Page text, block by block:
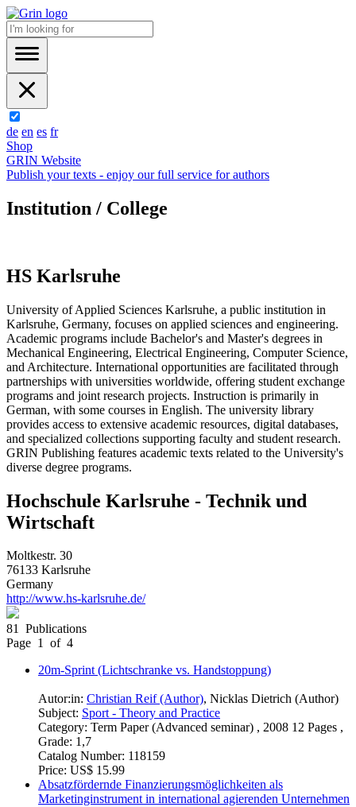
de en es fr
Shop
GRIN Website
Publish your texts - enjoy our full service for authors
Institution / College
HS Karlsruhe
University of Applied Sciences Karlsruhe, a public institution in
Karlsruhe, Germany, focuses on applied sciences and engineering.
Academic programs include Bachelor's and Master's degrees in
Mechanical Engineering, Electrical Engineering, Computer Science,
and Architecture. International opportunities are facilitated through
partnerships with universities worldwide, offering student exchange
programs and joint research projects. Instruction is primarily in
German, with some courses in English. The university library
provides access to extensive academic resources, digital databases,
and specialized collections supporting faculty and student research.
GRIN Publishing features academic texts related to the University's
diverse degree programs.
Hochschule Karlsruhe - Technik und
Wirtschaft
Moltkestr. 30
76133 Karlsruhe
Germany
http://www.hs-karlsruhe.de/
81 Publications
Page 1 of 4
20m-Sprint (Lichtschranke vs. Handstoppung)
Autor:in: Christian Reif (Author), Nicklas Dietrich (Author)
Subject: Sport - Theory and Practice
Category: Term Paper (Advanced seminar) , 2008 12 Pages ,
Grade: 1,7
Catalog Number: 118159
Price: US$ 15.99
Absatzfördernde Finanzierungsmöglichkeiten als
Marketinginstrument in international agierenden Unternehmen